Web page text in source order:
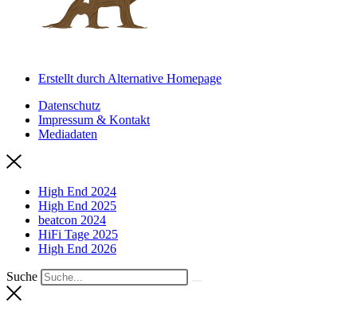
Erstellt durch Alternative Homepage
Datenschutz
Impressum & Kontakt
Mediadaten
High End 2024
High End 2025
beatcon 2024
HiFi Tage 2025
High End 2026
Suche